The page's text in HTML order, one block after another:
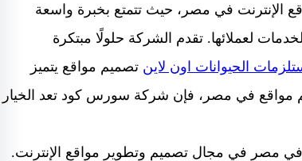
في مصر، حيث تتمتع بخبرة واسعة
لعملائها. تقدم الشركة حلولًا مبتكرة
الحيوانات اون لاين تصميم مواقع يتميز
مواقع في مصر، فإن شركة سورس كود تعد الخيار
مصر في مجال تصميم وتطوير مواقع الإنترنت.